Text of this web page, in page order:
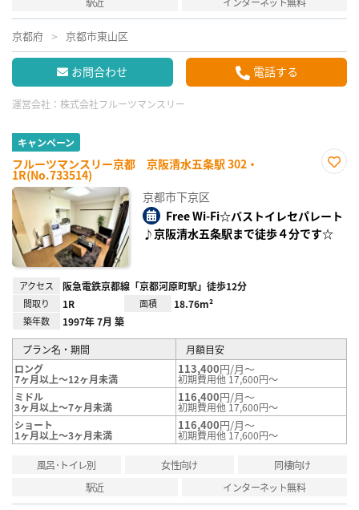
京都府 京都市東山区
お問合わせ 電話する
運営会社： 株式会社フルーツマンスリー
キャンペーン
フルーツマンスリー京都 京阪清水五条駅 302・
1R(No.733514)
録
京都市下京区
Free Wi-Fi☆バストイレセパレート
♪京阪清水五条駅まで徒歩４分です☆
アクセス 阪急電鉄京都線「京都河原町駅」徒歩12分
間取り 1R 面積 18.76m²
築年数 1997年 7月 築
プラン名・期間
月額目安
ロング
7ヶ月以上～12ヶ月未満
113,400円/月～
初期費用他 17,600円～
ミドル
3ヶ月以上～7ヶ月未満
116,400円/月～
初期費用他 17,600円～
ショート
1ヶ月以上～3ヶ月未満
116,400円/月～
初期費用他 17,600円～
風呂･トイレ別 女性向け
同棲向け
駅近
インターネット無料